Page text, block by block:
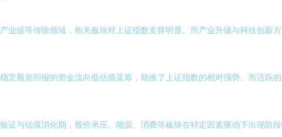
业链等传统领域，相关板块对上证指数支撑明显。而产业升级与科技创新
定股息回报的资金流向低估值蓝筹，助推了上证指数的相对强势。而活跃
证与估值消化期，股价承压。能源、消费等板块在特定因素驱动下出现阶